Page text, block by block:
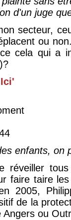
d'un juge
secteur,
ou
cela qui a
enfants, on
réveiller
faire taire
2005,
de la
Angers ou